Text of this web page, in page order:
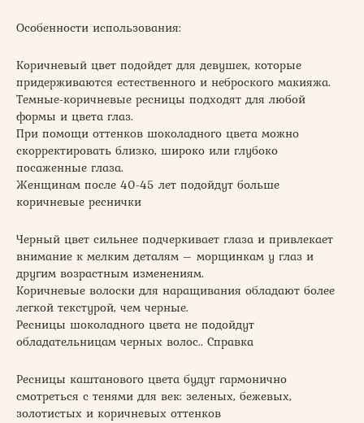
Особенности использования:
Коричневый цвет подойдет для девушек, которые
придерживаются естественного и неброского макияжа.
Темные-коричневые ресницы подходят для любой
формы и цвета глаз.
При помощи оттенков шоколадного цвета можно
скорректировать близко, широко или глубоко
посаженные глаза.
Женщинам после 40-45 лет подойдут больше
коричневые реснички
Черный цвет сильнее подчеркивает глаза и привлекает
внимание к мелким деталям – морщинкам у глаз и
другим возрастным изменениям.
Коричневые волоски для наращивания обладают более
легкой текстурой, чем черные.
Ресницы шоколадного цвета не подойдут
обладательницам черных волос.. Справка
Ресницы каштанового цвета будут гармонично
смотреться с тенями для век: зеленых, бежевых,
золотистых и коричневых оттенков